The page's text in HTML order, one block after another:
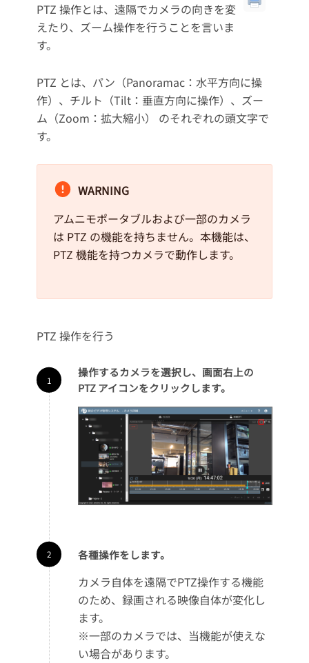
PTZ 操作とは、遠隔でカメラの向きを変
えたり、ズーム操作を行うことを言いま
す。
PTZ とは、パン（Panoramac：水平方向に操
作）、チルト（Tilt：垂直方向に操作）、ズー
ム（Zoom：拡大縮小） のそれぞれの頭文字で
す。
WARNING
アムニモポータブルおよび一部のカメラ
は PTZ の機能を持ちません。本機能は、
PTZ 機能を持つカメラで動作します。
PTZ 操作を行う
操作するカメラを選択し、画面右上の
PTZ アイコンをクリックします。
各種操作をします。
カメラ自体を遠隔でPTZ操作する機能
のため、録画される映像自体が変化し
ます。
※一部のカメラでは、当機能が使えな
い場合があります。